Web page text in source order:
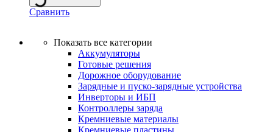
Сравнить
Показать все категории
Аккумуляторы
Готовые решения
Дорожное оборудование
Зарядные и пуско-зарядные устройства
Инверторы и ИБП
Контроллеры заряда
Кремниевые материалы
Кремниевые пластины